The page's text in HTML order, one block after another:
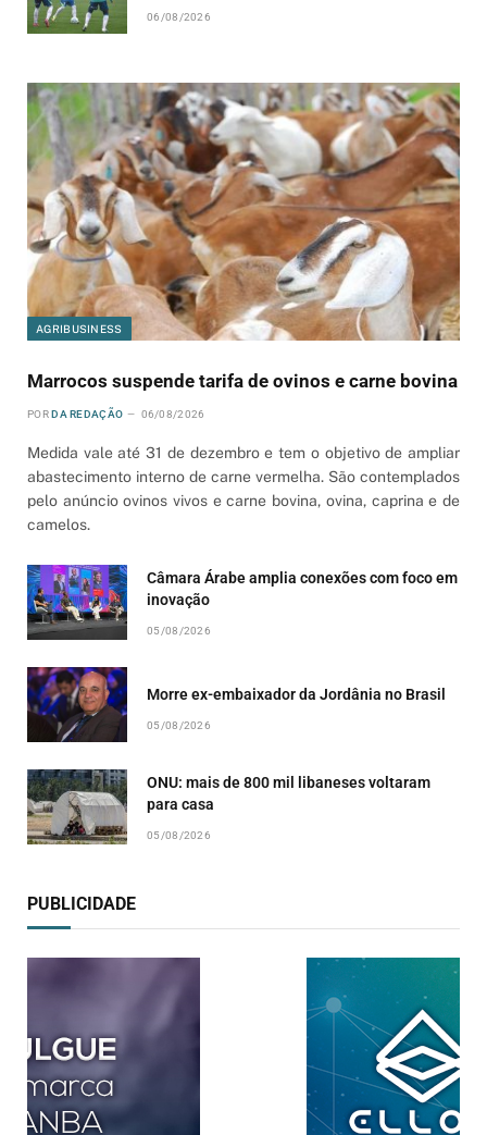
06/08/2026
AGRIBUSINESS
Marrocos suspende tarifa de ovinos e carne bovina
POR DA REDAÇÃO 06/08/2026
Medida vale até 31 de dezembro e tem o objetivo de ampliar
abastecimento interno de carne vermelha. São contemplados
pelo anúncio ovinos vivos e carne bovina, ovina, caprina e de
camelos.
Câmara Árabe amplia conexões com foco em
inovação
05/08/2026
Morre ex-embaixador da Jordânia no Brasil
05/08/2026
ONU: mais de 800 mil libaneses voltaram
para casa
05/08/2026
PUBLICIDADE